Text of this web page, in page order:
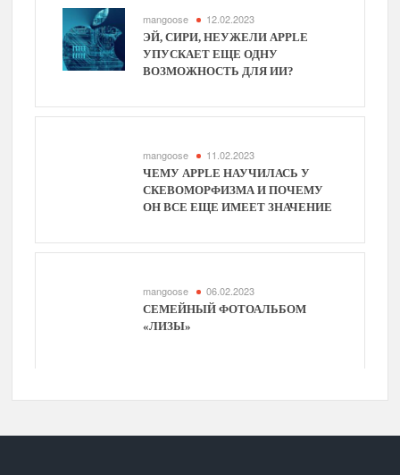
mangoose 12.02.2023
ЭЙ, СИРИ, НЕУЖЕЛИ APPLE
УПУСКАЕТ ЕЩЕ ОДНУ
ВОЗМОЖНОСТЬ ДЛЯ ИИ?
mangoose 11.02.2023
ЧЕМУ APPLE НАУЧИЛАСЬ У
СКЕВОМОРФИЗМА И ПОЧЕМУ
ОН ВСЕ ЕЩЕ ИМЕЕТ ЗНАЧЕНИЕ
mangoose 06.02.2023
СЕМЕЙНЫЙ ФОТОАЛЬБОМ
«ЛИЗЫ»